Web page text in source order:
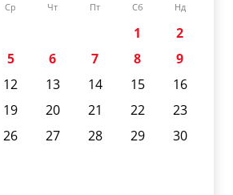
Ср Чт Пт Сб Нд
1
2
5 6 7 8
9
12 13 14 15
16
19 20 21 22
23
26 27 28 29
30